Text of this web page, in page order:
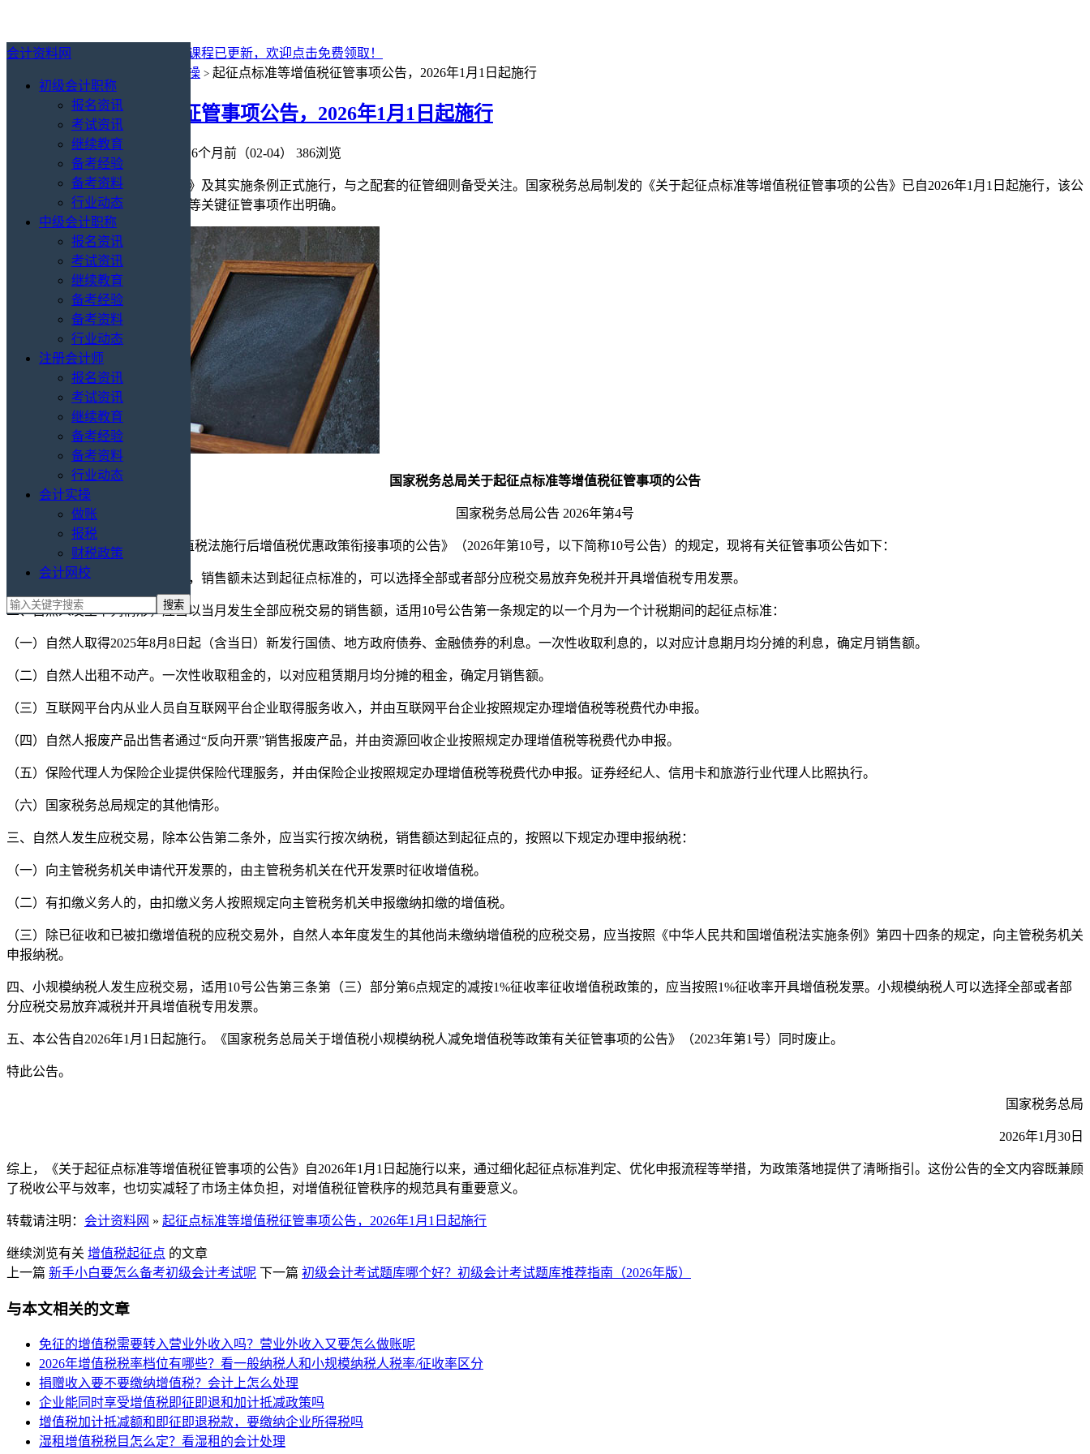
会计资料网
初级会计职称
报名资讯
考试资讯
继续教育
备考经验
备考资料
行业动态
中级会计职称
报名资讯
考试资讯
继续教育
备考经验
备考资料
行业动态
注册会计师
报名资讯
考试资讯
继续教育
备考经验
备考资料
行业动态
会计实操
做账
报税
财税政策
会计网校
最新消息：
2027年初级会计免费课程已更新，欢迎点击免费领取！
会计实操 > 起征点标准等增值税征管事项公告，2026年1月1日起施行
起征点标准等增值税征管事项公告，2026年1月1日起施行
财税政策 6个月前（02-04） 386浏览
随着《中华人民共和国增值税法》及其实施条例正式施行，与之配套的征管细则备受关注。国家税务总局制发的《关于起征点标准等增值税征管事项的公告》已自2026年1月1日起施行，该公
告对起征点判定、优惠政策适用等关键征管事项作出明确。
国家税务总局关于起征点标准等增值税征管事项的公告
国家税务总局公告 2026年第4号
根据《财政部 税务总局关于增值税法施行后增值税优惠政策衔接事项的公告》（2026年第10号，以下简称10号公告）的规定，现将有关征管事项公告如下：
一、小规模纳税人发生应税交易，销售额未达到起征点标准的，可以选择全部或者部分应税交易放弃免税并开具增值税专用发票。
二、自然人发生下列情形，应当以当月发生全部应税交易的销售额，适用10号公告第一条规定的以一个月为一个计税期间的起征点标准：
（一）自然人取得2025年8月8日起（含当日）新发行国债、地方政府债券、金融债券的利息。一次性收取利息的，以对应计息期月均分摊的利息，确定月销售额。
（二）自然人出租不动产。一次性收取租金的，以对应租赁期月均分摊的租金，确定月销售额。
（三）互联网平台内从业人员自互联网平台企业取得服务收入，并由互联网平台企业按照规定办理增值税等税费代办申报。
（四）自然人报废产品出售者通过“反向开票”销售报废产品，并由资源回收企业按照规定办理增值税等税费代办申报。
（五）保险代理人为保险企业提供保险代理服务，并由保险企业按照规定办理增值税等税费代办申报。证券经纪人、信用卡和旅游行业代理人比照执行。
（六）国家税务总局规定的其他情形。
三、自然人发生应税交易，除本公告第二条外，应当实行按次纳税，销售额达到起征点的，按照以下规定办理申报纳税：
（一）向主管税务机关申请代开发票的，由主管税务机关在代开发票时征收增值税。
（二）有扣缴义务人的，由扣缴义务人按照规定向主管税务机关申报缴纳扣缴的增值税。
（三）除已征收和已被扣缴增值税的应税交易外，自然人本年度发生的其他尚未缴纳增值税的应税交易，应当按照《中华人民共和国增值税法实施条例》第四十四条的规定，向主管税务机关
申报纳税。
四、小规模纳税人发生应税交易，适用10号公告第三条第（三）部分第6点规定的减按1%征收率征收增值税政策的，应当按照1%征收率开具增值税发票。小规模纳税人可以选择全部或者部
分应税交易放弃减税并开具增值税专用发票。
五、本公告自2026年1月1日起施行。《国家税务总局关于增值税小规模纳税人减免增值税等政策有关征管事项的公告》（2023年第1号）同时废止。
特此公告。
国家税务总局
2026年1月30日
综上，《关于起征点标准等增值税征管事项的公告》自2026年1月1日起施行以来，通过细化起征点标准判定、优化申报流程等举措，为政策落地提供了清晰指引。这份公告的全文内容既兼顾
了税收公平与效率，也切实减轻了市场主体负担，对增值税征管秩序的规范具有重要意义。
转载请注明： 会计资料网 » 起征点标准等增值税征管事项公告，2026年1月1日起施行
继续浏览有关 增值税起征点 的文章
上一篇 新手小白要怎么备考初级会计考试呢 下一篇 初级会计考试题库哪个好？初级会计考试题库推荐指南（2026年版）
与本文相关的文章
免征的增值税需要转入营业外收入吗？营业外收入又要怎么做账呢
2026年增值税税率档位有哪些？看一般纳税人和小规模纳税人税率/征收率区分
捐赠收入要不要缴纳增值税？会计上怎么处理
企业能同时享受增值税即征即退和加计抵减政策吗
增值税加计抵减额和即征即退税款，要缴纳企业所得税吗
湿租增值税税目怎么定？看湿租的会计处理